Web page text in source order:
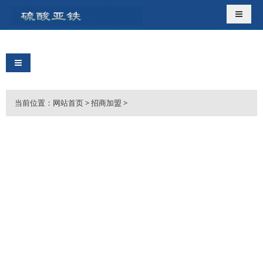
导航切
导航切换
当前位置： 网站首页>招商加盟 >